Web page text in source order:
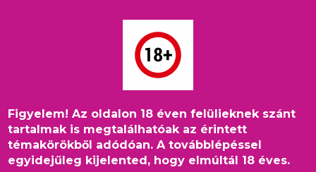
Figyelem! Az oldalon 18 éven felülieknek szánt
tartalmak is megtalálhatóak az érintett
témakörökből adódóan. A továbblépéssel
egyidejűleg kijelented, hogy elmúltál 18 éves.
Morzsa
Címlap /Életmód /
Sokan provokatívnak tartják a Pride-ot, de nem tiltanák be a
felvonulást